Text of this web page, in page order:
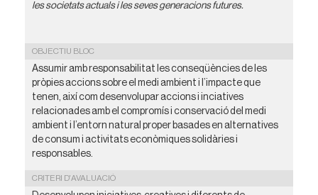
les societats actuals i les seves generacions futures.
OBJECTIU BLOC
Assumir amb responsabilitat les conseqüències de les
pròpies accions sobre el medi ambient i l’impacte que
tenen, així com desenvolupar accions i inciatives
relacionades amb el compromís i conservació del medi
ambient i l’entorn natural proper basades en alternatives
de consum i activitats econòmiques solidàries i
responsables.
CRITERI D'AVALUACIÓ